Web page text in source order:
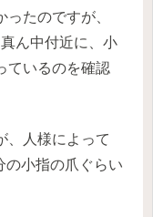
たのですが、
ん中付近に、小
ているのを確認
人様によって
小指の爪ぐらい